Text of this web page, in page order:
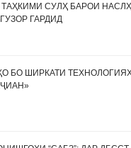
СУЛҲ БАРОИ
ГАРДИД
БО ШИРКАТИ